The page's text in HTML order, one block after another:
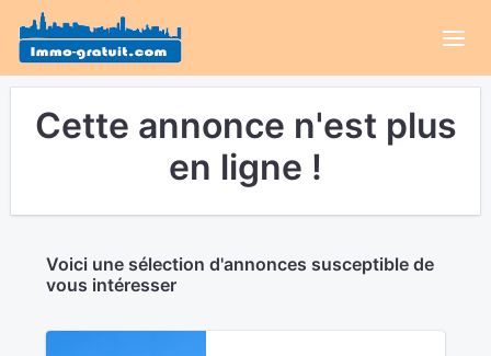
Cette annonce n'est plus
en ligne !
Voici une sélection d'annonces susceptible de
vous intéresser